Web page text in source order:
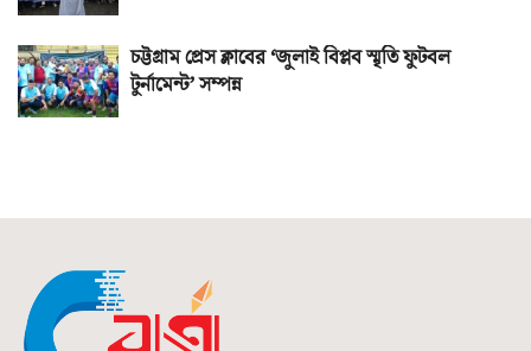
চট্টগ্রাম প্রেস ক্লাবের ‘জুলাই বিপ্লব স্মৃতি ফুটবল
টুর্নামেন্ট’ সম্পন্ন